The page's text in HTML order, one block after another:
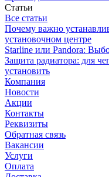
Статьи
Все статьи
Почему важно
установочном центре
Starline или Pandora:
Защита радиатора: для
установить
Компания
Новости
Акции
Контакты
Реквизиты
Обратная связь
Вакансии
Услуги
Оплата